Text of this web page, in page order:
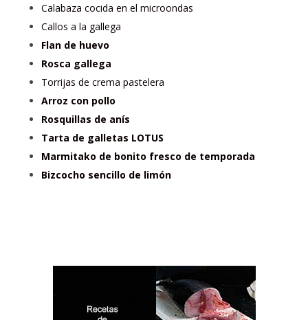
Calabaza cocida en el microondas
Callos a la gallega
Flan de huevo
Rosca gallega
Torrijas de crema pastelera
Arroz con pollo
Rosquillas de anís
Tarta de galletas LOTUS
Marmitako de bonito fresco de temporada
Bizcocho sencillo de limón